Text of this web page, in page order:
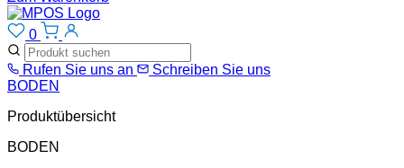
0
Rufen Sie uns an
Schreiben Sie uns
BODEN
Produktübersicht
BODEN